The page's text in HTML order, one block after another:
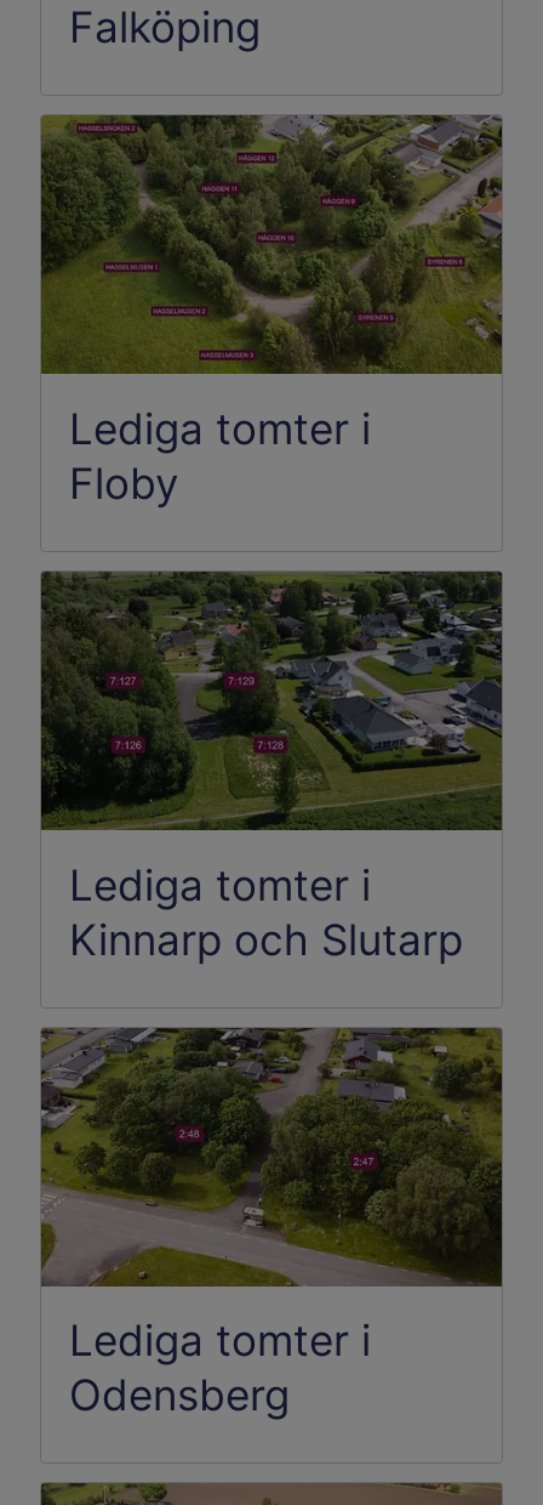
Falköping
Lediga tomter i
Floby
Lediga tomter i
Kinnarp och Slutarp
Lediga tomter i
Odensberg